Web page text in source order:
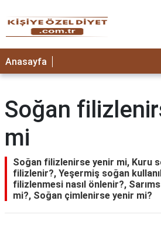
ANASAYFA
Anasayfa
Soğan
mi
Soğan filizlenirse yenir mi, Kuru
filizlenir?, Yeşermiş soğan
filizlenmesi nasıl önlenir?,
mi?, Soğan çimlenirse yenir mi?